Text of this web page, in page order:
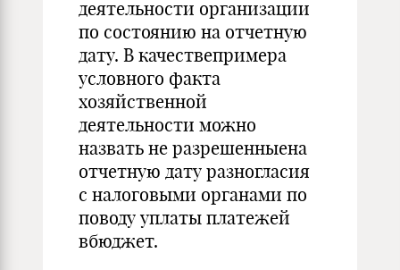
деятельности организации
по состоянию на отчетную
дату. В качествепримера
условного факта
хозяйственной
деятельности можно
назвать не разрешенныена
отчетную дату разногласия
с налоговыми органами по
поводу уплаты платежей
вбюджет.